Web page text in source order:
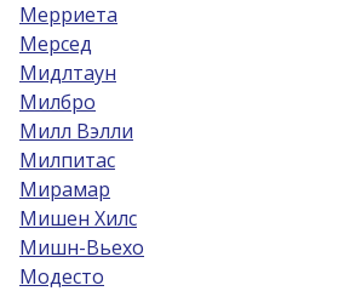
Мерриета
Мерсед
Мидлтаун
Милбро
Милл Вэлли
Милпитас
Мирамар
Мишен Хилс
Мишн-Вьехо
Модесто